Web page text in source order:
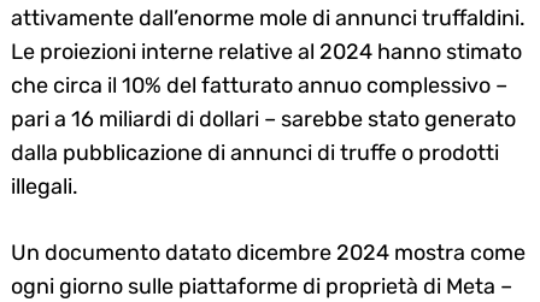
attivamente dall’enorme mole di annunci truffaldini.
Le proiezioni interne relative al 2024 hanno stimato
che circa il 10% del fatturato annuo complessivo –
pari a 16 miliardi di dollari – sarebbe stato generato
dalla pubblicazione di annunci di truffe o prodotti
illegali.
Un documento datato dicembre 2024 mostra come
ogni giorno sulle piattaforme di proprietà di Meta –